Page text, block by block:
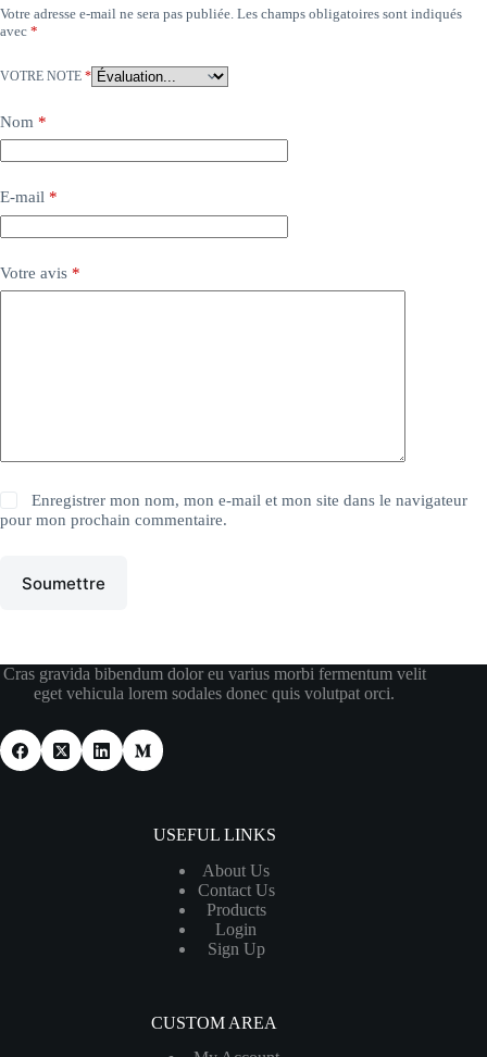
Votre adresse e-mail ne sera pas publiée. Les champs obligatoires sont indiqués
avec *
VOTRE NOTE *
Nom *
E-mail *
Votre avis *
Enregistrer mon nom, mon e-mail et mon site dans le navigateur
pour mon prochain commentaire.
Soumettre
Cras gravida bibendum dolor eu varius morbi fermentum velit
eget vehicula lorem sodales donec quis volutpat orci.
USEFUL LINKS
About Us
Contact Us
Products
Login
Sign Up
CUSTOM AREA